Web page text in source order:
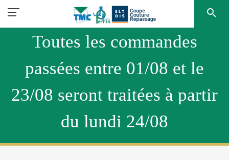
Toutes les commandes
passées entre 01/08 et le
23/08 seront traitées à partir
du lundi 24/08
search